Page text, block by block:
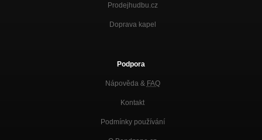
Prodejhudbu.cz
Doprava kapel
Podpora
Nápověda & FAQ
Kontakt
Podmínky používání